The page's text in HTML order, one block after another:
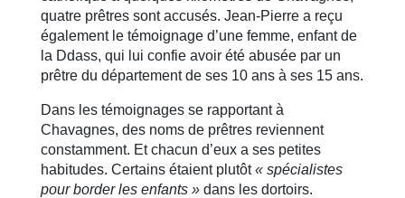
quatre prêtres sont accusés. Jean-Pierre a reçu
également le témoignage d’une femme, enfant de
la Ddass, qui lui confie avoir été abusée par un
prêtre du département de ses 10 ans à ses 15 ans.
Dans les témoignages se rapportant à
Chavagnes, des noms de prêtres reviennent
constamment. Et chacun d’eux a ses petites
habitudes. Certains étaient plutôt« spécialistes
pour border les enfants »dans les dortoirs.